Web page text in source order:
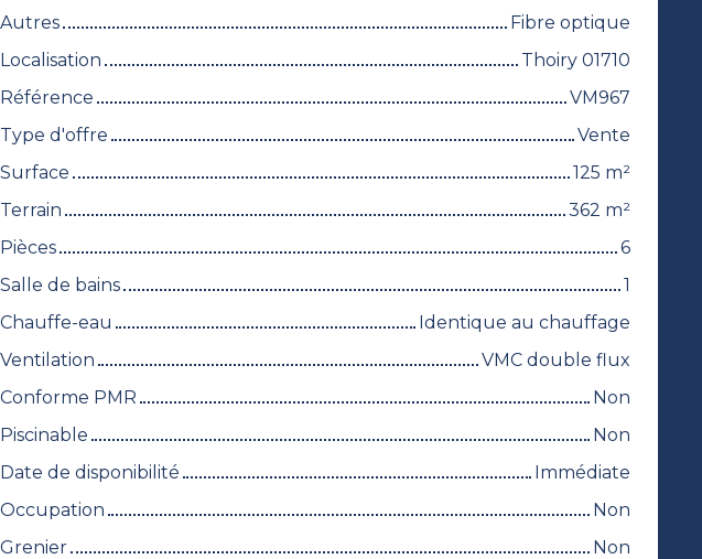
Autres
Fibre optique
Localisation
Thoiry 01710
Référence
VM967
Type d'offre
Vente
Surface
125 m²
Terrain
362 m²
Pièces
6
Salle de bains
1
Chauffe-eau
Identique au chauffage
Ventilation
VMC double flux
Conforme PMR
Non
Piscinable
Non
Date de disponibilité
Immédiate
Occupation
Non
Grenier
Non